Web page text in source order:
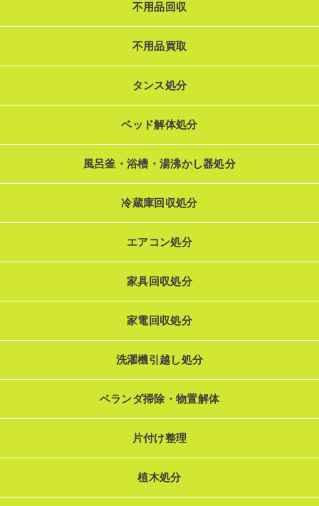
不用品回収
不用品買取
タンス処分
ベッド解体処分
風呂釜・浴槽・湯沸かし器処分
冷蔵庫回収処分
エアコン処分
家具回収処分
家電回収処分
洗濯機引越し処分
ベランダ掃除・物置解体
片付け整理
植木処分